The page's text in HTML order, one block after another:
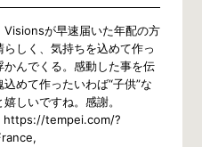
Visionsが早速届いた年配の方
しく、気持ちを込めて作っ
んでくる。感動した事を伝
めて作ったいわば“子供”な
しいですね。感謝。
tempei.com/?